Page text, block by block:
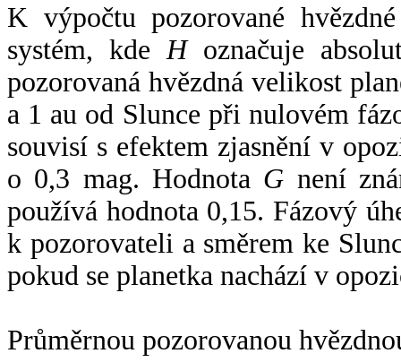
K výpočtu pozorované
systém, kde Hoznačuje
pozorovaná hvězdná velikost
a 1 au od Slunce při nulovém
souvisí s efektem zjasnění v
o 0,3 mag. Hodnota G není
používá hodnota 0,15. Fázový
k pozorovateli a směrem ke
pokud se planetka nachází v
Průměrnou pozorovanou